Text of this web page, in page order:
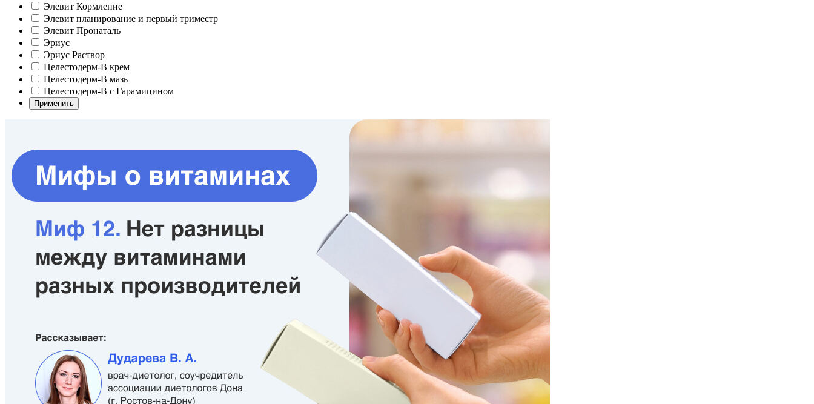
Элевит Кормление
Элевит планирование и первый триместр
Элевит Пронаталь
Эриус
Эриус Раствор
Целестодерм-В крем
Целестодерм-В мазь
Целестодерм-В с Гарамицином
Применить